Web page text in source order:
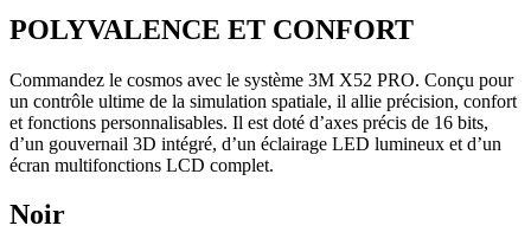
POLYVALENCE ET CONFORT
Commandez le cosmos avec le système 3M X52 PRO. Conçu pour
un contrôle ultime de la simulation spatiale, il allie précision, confort
et fonctions personnalisables. Il est doté d’axes précis de 16 bits,
d’un gouvernail 3D intégré, d’un éclairage LED lumineux et d’un
écran multifonctions LCD complet.
Noir